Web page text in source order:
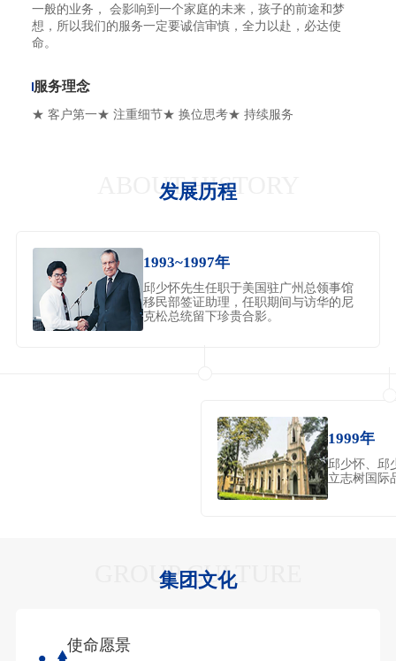
一般的业务， 会影响到一个家庭的未来，孩子的前途和梦
想，所以我们的服务一定要诚信审慎，全力以赴，必达使
命。
服务理念
★ 客户第一★ 注重细节★ 换位思考★ 持续服务
ABOUT HISTORY
发展历程
1993~1997年
邱少怀先生任职于美国驻广州总领事馆
移民部签证助理，任职期间与访华的尼
克松总统留下珍贵合影。
1999年
邱少怀、邱
立志树国际
GROUP CULTURE
集团文化
使命愿景